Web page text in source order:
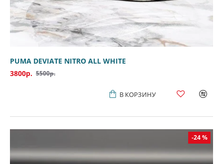
PUMA DEVIATE NITRO ALL WHITE
3800р. 5500р.
В КОРЗИНУ
-24 %